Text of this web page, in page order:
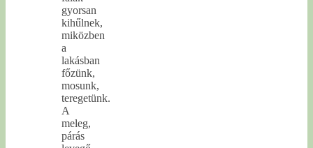
gyorsan
kihűlnek,
miközben
a
lakásban
főzünk,
mosunk,
teregetünk.
A
meleg,
párás